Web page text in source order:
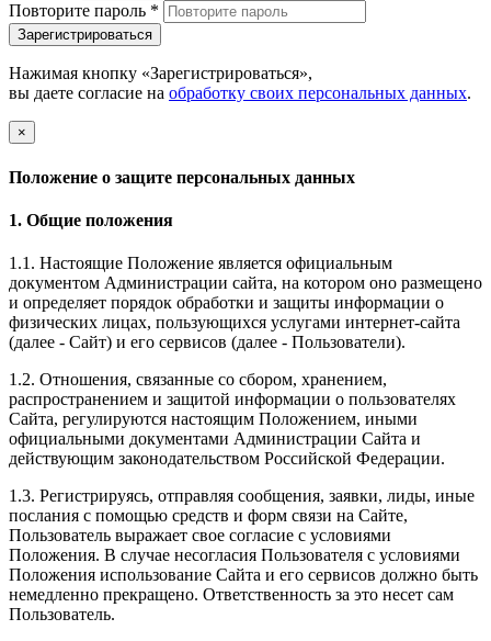
Повторите пароль *
Зарегистрироваться
Нажимая кнопку «Зарегистрироваться»,
вы даете согласие на обработку своих персональных данных.
×
Положение о защите персональных данных
1. Общие положения
1.1. Настоящие Положение является официальным
документом Администрации сайта, на котором оно размещено
и определяет порядок обработки и защиты информации о
физических лицах, пользующихся услугами интернет-сайта
(далее - Сайт) и его сервисов (далее - Пользователи).
1.2. Отношения, связанные со сбором, хранением,
распространением и защитой информации о пользователях
Сайта, регулируются настоящим Положением, иными
официальными документами Администрации Сайта и
действующим законодательством Российской Федерации.
1.3. Регистрируясь, отправляя сообщения, заявки, лиды, иные
послания с помощью средств и форм связи на Сайте,
Пользователь выражает свое согласие с условиями
Положения. В случае несогласия Пользователя с условиями
Положения использование Сайта и его сервисов должно быть
немедленно прекращено. Ответственность за это несет сам
Пользователь.